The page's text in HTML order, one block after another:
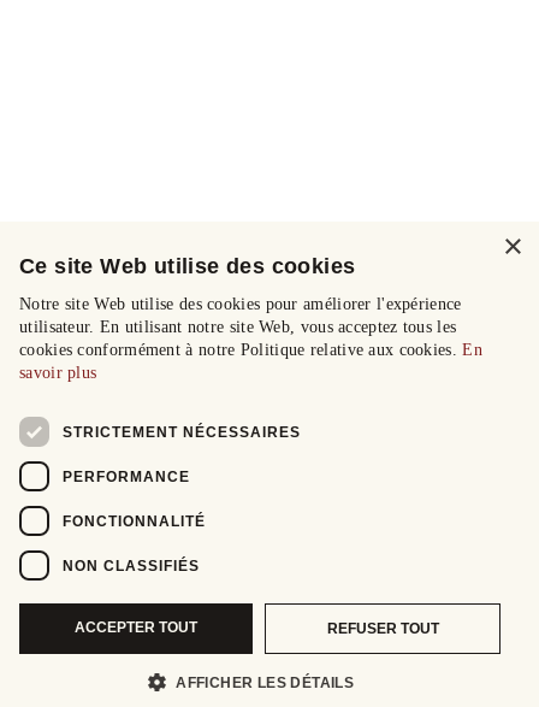
×
Ce site Web utilise des cookies
Notre site Web utilise des cookies pour améliorer l'expérience
utilisateur. En utilisant notre site Web, vous acceptez tous les
cookies conformément à notre Politique relative aux cookies.En
savoir plus
STRICTEMENT NÉCESSAIRES
PERFORMANCE
FONCTIONNALITÉ
NON CLASSIFIÉS
ACCEPTER TOUT REFUSER TOUT
AFFICHER LES DÉTAILS